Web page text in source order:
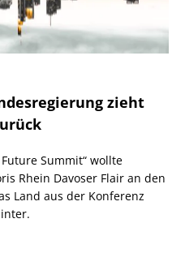
zieht
Summit“ wollte
Rhein Davoser Flair an den
Land aus der Konferenz